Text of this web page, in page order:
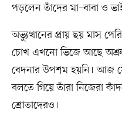
পড়লেন তাঁদের মা–বাবা ও
অভ্যুত্থানের প্রায় ছয় মাস
চোখ এখনো ভিজে আছে
বেদনার উপশম হয়নি। আজ
বলতে গিয়ে তাঁরা নিজেরা
শ্রোতাদেরও।